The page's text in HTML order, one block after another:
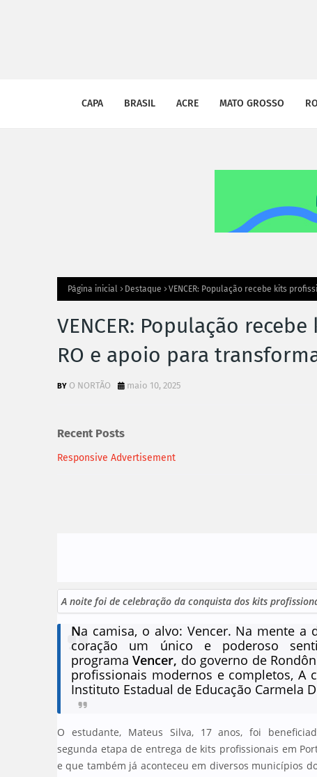
CAPA BRASIL ACRE MATO GROSSO
Página inicial Destaque VENCER: População recebe kits
VENCER: População
RO e apoio para
O NORTÃO maio 10, 2025
Recent Posts
Responsive Advertisement
A noite foi de celebração da conquista dos kits
Na camisa, o alvo: Vencer. Na mente a
coração um único e poderoso
programaVencer, do governo de
profissionais modernos e completos, A
Instituto Estadual de Educação Carmela
O estudante, Mateus Silva, 17 anos, foi
segunda etapa de entrega de kits profissionais em
e que também já aconteceu em diversos municípios